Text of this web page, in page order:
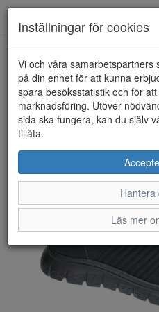
HEM RIEKER
Inställningar för cookies
Vi och våra
på din enhet för att kunna
spara besöksstatistik och för
marknadsföring. Utöver
sida ska fungera, kan du själv
tillåta.
Hantera
Läs mer